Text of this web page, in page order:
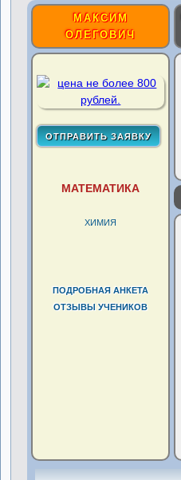
МАКСИМ
ОЛЕГОВИЧ
МАТЕМАТИКА
ХИМИЯ
ПОДРОБНАЯ АНКЕТА
ОТЗЫВЫ УЧЕНИКОВ